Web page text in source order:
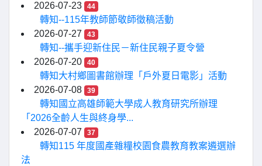
2026-07-23
44
轉知--115年教師節敬師徵稿活動
2026-07-27
43
轉知--攜手迎新住民－新住民親子夏令營
2026-07-20
40
轉知大村鄉圖書館辦理「戶外夏日電影」活動
2026-07-08
39
轉知國立高雄師範大學成人教育研究所辦理
「2026全齡人生與終身學...
2026-07-07
37
轉知115 年度國產雜糧校園食農教育教案遴選辦
法